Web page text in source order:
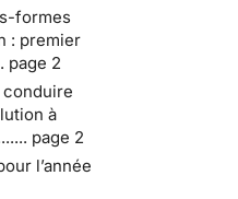
formes
: premier
page 2
conduire
à
page 2
l’année